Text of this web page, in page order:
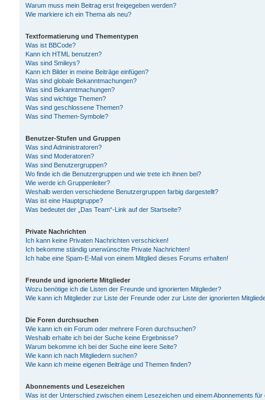
Warum muss mein Beitrag erst freigegeben werden?
Wie markiere ich ein Thema als neu?
Textformatierung und Thementypen
Was ist BBCode?
Kann ich HTML benutzen?
Was sind Smileys?
Kann ich Bilder in meine Beiträge einfügen?
Was sind globale Bekanntmachungen?
Was sind Bekanntmachungen?
Was sind wichtige Themen?
Was sind geschlossene Themen?
Was sind Themen-Symbole?
Benutzer-Stufen und Gruppen
Was sind Administratoren?
Was sind Moderatoren?
Was sind Benutzergruppen?
Wo finde ich die Benutzergruppen und wie trete ich ihnen bei?
Wie werde ich Gruppenleiter?
Weshalb werden verschiedene Benutzergruppen farbig dargestellt?
Was ist eine Hauptgruppe?
Was bedeutet der „Das Team“-Link auf der Startseite?
Private Nachrichten
Ich kann keine Privaten Nachrichten verschicken!
Ich bekomme ständig unerwünschte Private Nachrichten!
Ich habe eine Spam-E-Mail von einem Mitglied dieses Forums erhalten!
Freunde und ignorierte Mitglieder
Wozu benötige ich die Listen der Freunde und ignorierten Mitglieder?
Wie kann ich Mitglieder zur Liste der Freunde oder zur Liste der ignorierten
Die Foren durchsuchen
Wie kann ich ein Forum oder mehrere Foren durchsuchen?
Weshalb erhalte ich bei der Suche keine Ergebnisse?
Warum bekomme ich bei der Suche eine leere Seite?
Wie kann ich nach Mitgliedern suchen?
Wie kann ich meine eigenen Beiträge und Themen finden?
Abonnements und Lesezeichen
Was ist der Unterschied zwischen einem Lesezeichen und einem Abonnements